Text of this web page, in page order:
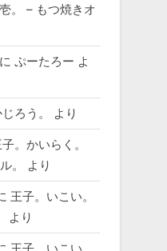
。 – もつ焼きオ
に ぷーたろー よ
ろう。 より
。かいらく。
。
より
王子。いこい。
より